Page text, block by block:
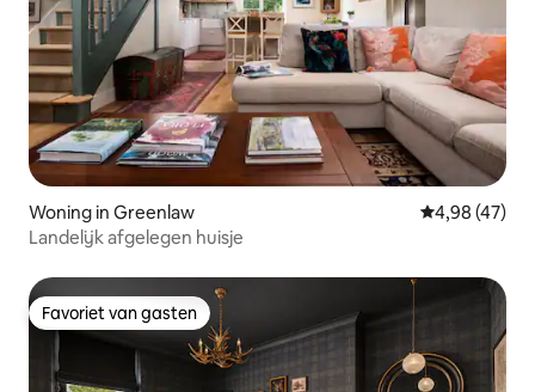
Woning in Greenlaw Gemiddelde
4,98 (47)
Landelijk afgelegen huisje
Favoriet van gasten
Favoriet van gasten